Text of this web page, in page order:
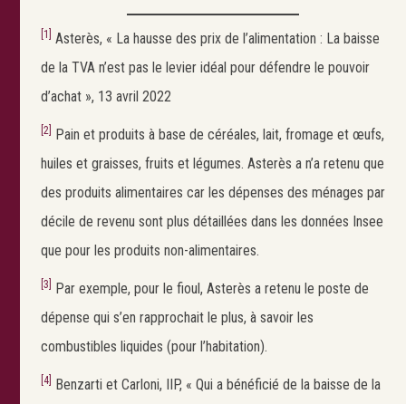
[1]
Asterès, « La hausse des prix de l’alimentation : La baisse
de la TVA n’est pas le levier idéal pour défendre le pouvoir
d’achat », 13 avril 2022
[2]
Pain et produits à base de céréales, lait, fromage et œufs,
huiles et graisses, fruits et légumes. Asterès a n’a retenu que
des produits alimentaires car les dépenses des ménages par
décile de revenu sont plus détaillées dans les données Insee
que pour les produits non-alimentaires.
[3]
Par exemple, pour le fioul, Asterès a retenu le poste de
dépense qui s’en rapprochait le plus, à savoir les
combustibles liquides (pour l’habitation).
[4]
Benzarti et Carloni, IIP, « Qui a bénéficié de la baisse de la